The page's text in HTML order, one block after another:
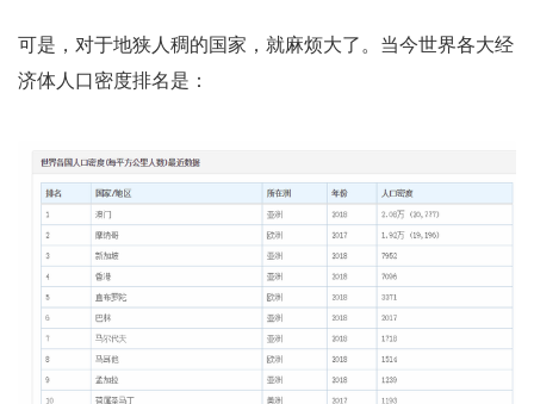
可是，对于地狭人稠的国家，就麻烦大了。当今世界各大经
济体人口密度排名是：